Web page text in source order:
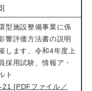
型施設整備事業に係
響評価方法書の説明
します、令和4年度上
採用試験、情報ア・
ト
21 [PDFファイル／